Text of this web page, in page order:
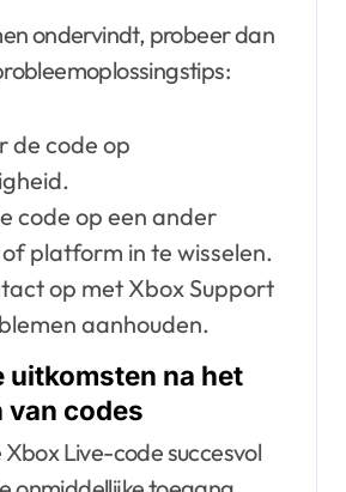
ondervindt, probeer dan
de code op
code op een ander
platform in te wisselen.
op met Xbox Support
aanhouden.
uitkomsten na het
codes
Live-code succesvol